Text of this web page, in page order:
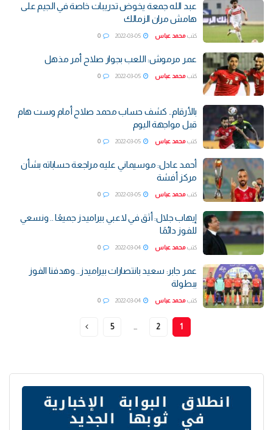
عبد الله جمعة يخوض تدريبات خاصة في الجيم على
هامش مران الزمالك
كتب محمد عباس 0
عمر مرموش: اللعب بجوار صلاح أمر مذهل
كتب محمد عباس 0
بالأرقام.. كشف حساب محمد صلاح أمام وست هام
قبل مواجهة اليوم
كتب محمد عباس 0
أحمد عادل: موسيماني عليه مراجعة حساباته بشأن
مركز أفشة
كتب محمد عباس 0
إيهاب جلال: أثق في لاعبي بيراميدز جميعًا .. ونسعي
للفوز دائمًا
كتب محمد عباس 0
عمر جابر: سعيد بانتصارات بيراميدز.. وهدفنا الفوز
ببطولة
كتب محمد عباس 0
1
2
…
5